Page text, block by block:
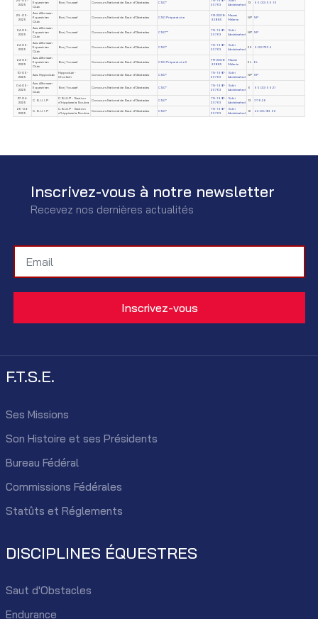
2025
Equestrian
Club
Borj Youssef Concours National de Saut d'Obstacles CSO*
29763
Abdelwahed
13 65.00/56.16
25-05-
2025
Ass. Alforssan
Equestrian
Club
Borj Youssef Concours National de Saut d'Obstacles CSO Préparatoire
FR-2008-
92885
Mazzei
Mélanie
NP NP
24-05-
2025
Ass. Alforssan
Equestrian
Club
Borj Youssef Concours National de Saut d'Obstacles CSO**
TN-1987-
29763
Sdiri
Abdelwahed
NP NP
24-05-
2025
Ass. Alforssan
Equestrian
Club
Borj Youssef Concours National de Saut d'Obstacles CSO*
TN-1987-
29763
Sdiri
Abdelwahed
29 9.00/72.34
24-05-
2025
Ass. Alforssan
Equestrian
Club
Borj Youssef Concours National de Saut d'Obstacles CSO Préparatoire II
FR-2008-
92885
Mazzei
Mélanie
EL EL
10-05-
2025
Ass. Hippoclub
Hippoclub -
Chorfech
Concours National de Saut d'Obstacles CSO*
TN-1987-
29763
Sdiri
Abdelwahed
NP NP
04-05-
2025
Ass. Alforssan
Equestrian
Club
Borj Youssef Concours National de Saut d'Obstacles CSO*
TN-1987-
29763
Sdiri
Abdelwahed
6 65.00/59.21
27-04-
2025
C. S. U. I .P
C.S.U.I.P - Section
d'hippisme la Soukra
Concours National de Saut d'Obstacles CSO*
TN-1987-
29763
Sdiri
Abdelwahed
13 7/76.26
26-04-
2025
C. S. U. I .P
C.S.U.I.P - Section
d'hippisme la Soukra.
Concours National de Saut d'Obstacles CSO*
TN-1987-
29763
Sdiri
Abdelwahed
12 49.00/89.52
Inscrivez-vous à notre newsletter
Recevez nos dernières actualités
F.T.S.E.
Ses Missions
Son Histoire et ses Présidents
Bureau Fédéral
Commissions Fédérales
Statûts et Réglements
DISCIPLINES ÉQUESTRES
Saut d'Obstacles
Endurance